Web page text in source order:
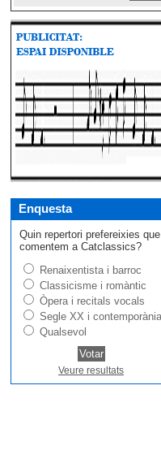
Enquesta
Quin repertori prefereixies que
comentem a Catclassics?
Renaixentista i barroc
Classicisme i romàntic
Òpera i recitals vocals
Segle XX i contemporània
Qualsevol
Veure resultats